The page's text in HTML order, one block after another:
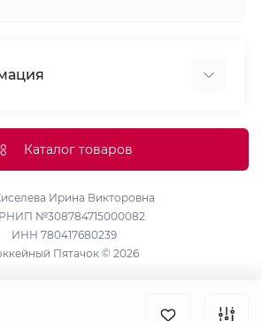
и обработки
Каталог товаров
Ирина Викторовна
№308784715000082
ИНН 780417680239
Пятачок © 2026